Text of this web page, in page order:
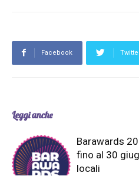
Facebook
Leggi anche
Barawards
fino al 30
locali